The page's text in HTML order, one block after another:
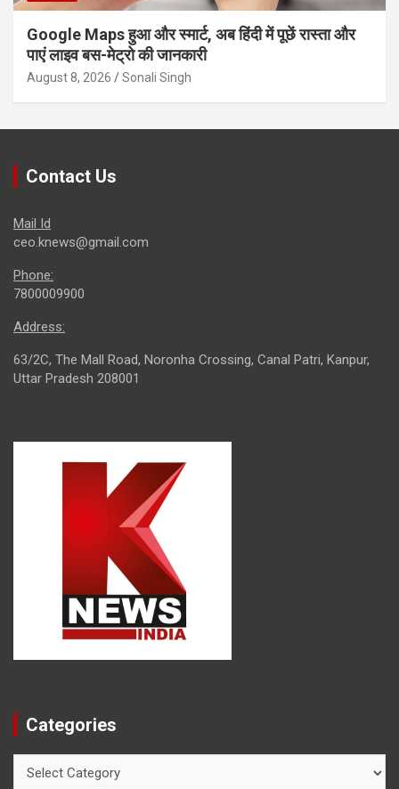
Google Maps हुआ और स्मार्ट, अब हिंदी में पूछें रास्ता और
पाएं लाइव बस-मेट्रो की जानकारी
August 8, 2026 Sonali Singh
Contact Us
Mail Id
ceo.knews@gmail.com
Phone:
7800009900
Address:
63/2C, The Mall Road, Noronha Crossing, Canal Patri, Kanpur,
Uttar Pradesh 208001
Categories